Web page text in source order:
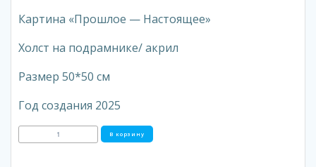
Картина «Прошлое — Настоящее»
Холст на подрамнике/ акрил
Размер 50*50 см
Год создания 2025
Количество
товара
В корзину